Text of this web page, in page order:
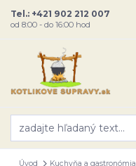
Tel.: +421 902 212 007
od 8:00 - do 16:00 hod
Úvod Kuchyňa a gastronómia